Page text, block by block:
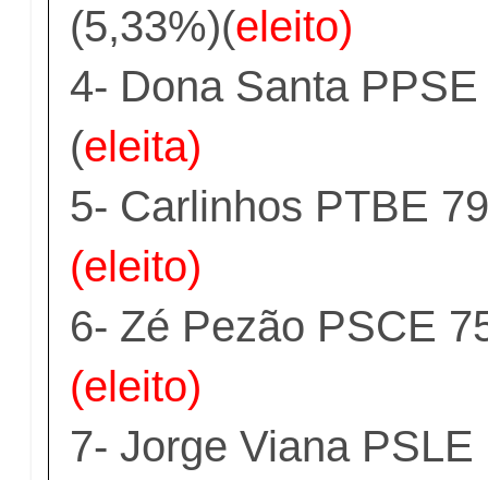
(5,33%)(eleito)
4- Dona Santa
(eleita)
5- Carlinhos PTBE
(eleito)
6- Zé Pezão PSCE
(eleito)
7- Jorge Viana